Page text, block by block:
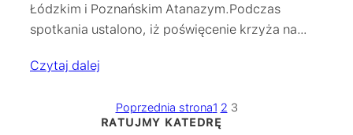
Łódzkim i Poznańskim Atanazym.Podczas
spotkania ustalono, iż poświęcenie krzyża na…
Czytaj dalej
Poprzednia strona1 2 3
RATUJMY KATEDRĘ